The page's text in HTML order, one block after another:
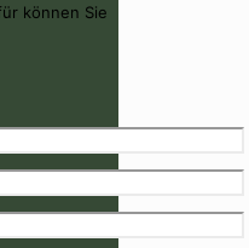
können Sie